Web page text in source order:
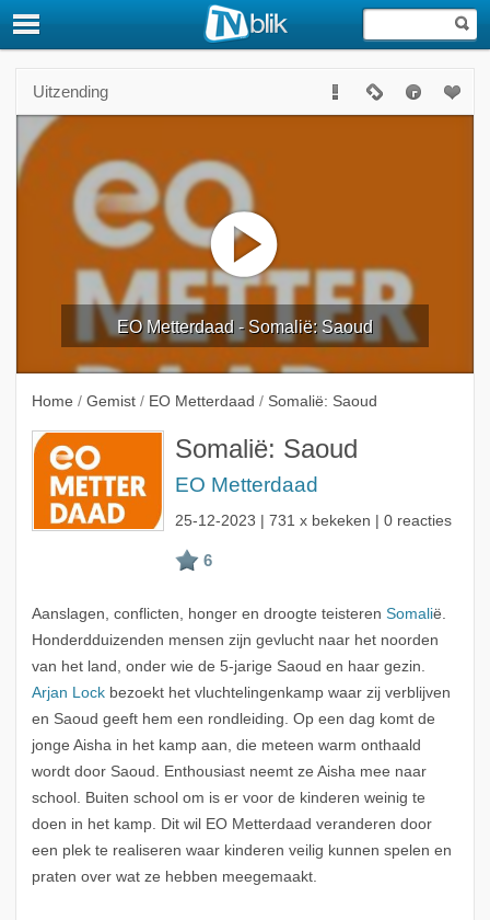
Uitzending
EO Metterdaad - Somalië: Saoud
Home / Gemist / EO Metterdaad / Somalië: Saoud
Somalië: Saoud
EO Metterdaad
25-12-2023 | 731 x bekeken | 0 reacties
Aanslagen, conflicten, honger en droogte teisteren Somalië.
Honderdduizenden mensen zijn gevlucht naar het noorden
van het land, onder wie de 5-jarige Saoud en haar gezin.
Arjan Lockbezoekt het vluchtelingenkamp waar zij verblijven
en Saoud geeft hem een rondleiding. Op een dag komt de
jonge Aisha in het kamp aan, die meteen warm onthaald
wordt door Saoud. Enthousiast neemt ze Aisha mee naar
school. Buiten school om is er voor de kinderen weinig te
doen in het kamp. Dit wil EO Metterdaad veranderen door
een plek te realiseren waar kinderen veilig kunnen spelen en
praten over wat ze hebben meegemaakt.